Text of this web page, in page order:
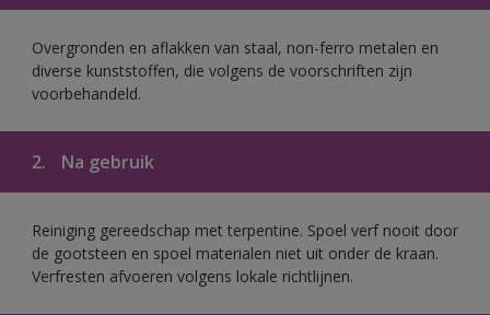
Overgronden en aflakken van staal, non-ferro metalen en
diverse kunststoffen, die volgens de voorschriften zijn
voorbehandeld.
2. Na gebruik
Reiniging gereedschap met terpentine. Spoel verf nooit door
de gootsteen en spoel materialen niet uit onder de kraan.
Verfresten afvoeren volgens lokale richtlijnen.